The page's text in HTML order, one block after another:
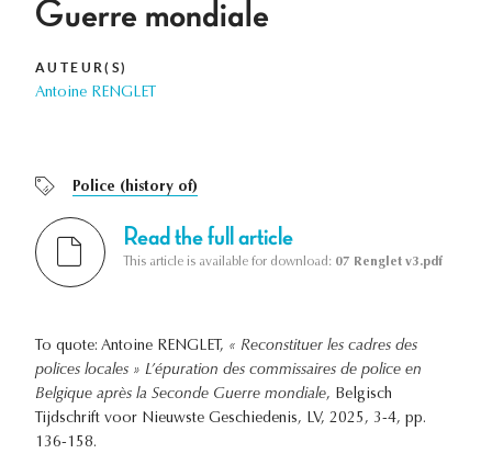
Guerre mondiale
AUTEUR(S)
Antoine RENGLET
Police (history of)
Read the full article
This article is available for download: 07 Renglet v3.pdf
To quote: Antoine RENGLET, « Reconstituer les cadres des
polices locales » L’épuration des commissaires de police en
Belgique après la Seconde Guerre mondiale, Belgisch
Tijdschrift voor Nieuwste Geschiedenis, LV, 2025, 3-4, pp.
136-158.